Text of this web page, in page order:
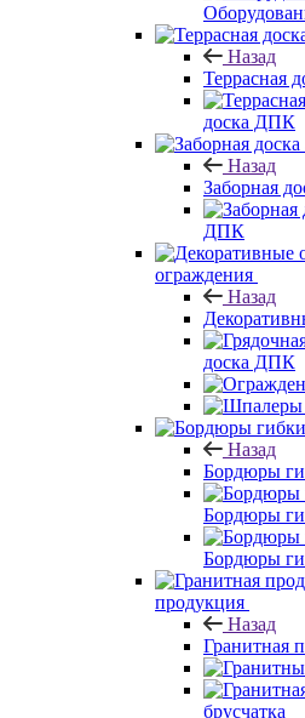
Назад
Террасная
доска ДПК
Назад
Заборная
ДПК
ограждения
Назад
доска ДПК
Назад
Бордюры
Бордюры
Бордюры
продукция
Назад
Гранитная
брусчатка